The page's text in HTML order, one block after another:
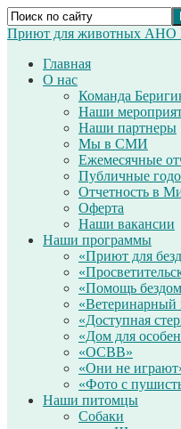
Приют для животных
Главная
О нас
Команда
Наши
Наши партнеры
Мы в СМИ
Ежемесячные
Публичные
Отчетность в
Оферта
Наши вакансии
Наши программы
«Приют для
«Помощь
«Ветеринарный
«Доступная
«Дом для
«ОСВВ»
«Они не
«Фото с
Наши питомцы
Собаки